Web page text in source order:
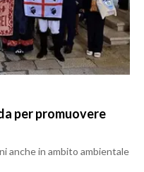
per promuovere
anche in ambito ambientale